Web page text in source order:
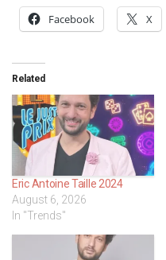
Facebook X
Related
Eric Antoine Taille 2024
August 6, 2026
In "Trends"